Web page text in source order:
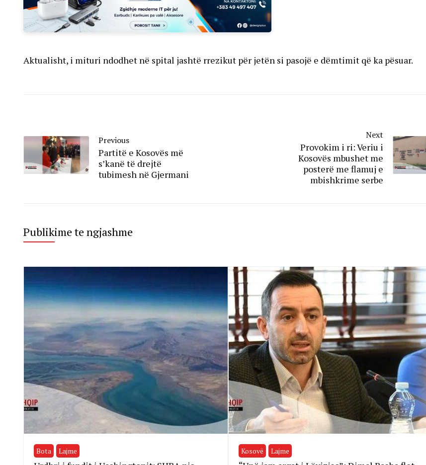
Aktualisht, i mituri ndodhet në spital jashtë rrezikut për jetën si pasojë e dëmtimit që ka pësuar.
Previous
Partitë e Kosovës më
s’kanë të drejtë
tubimesh në Gjermani
Next
Provokim i ri: Veriu i
Kosovës mbushet me
posterë me flamuj e
mbishkrime serbe
Publikime te ngjashme
Bota Lajme Kosovë Lajme